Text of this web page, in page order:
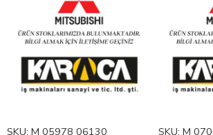
SKU: M 05978 06130 SKU: M